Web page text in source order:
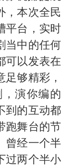
，本次全民
平台，实时
当中的任何
可以发表在
够精彩，
演你编的
到的互动都
跑舞台的节
曾经一个半
过两个半小